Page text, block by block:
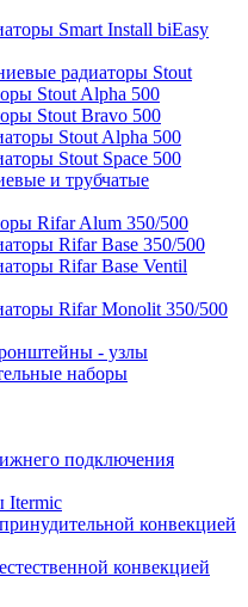
Smart Install biEasy
радиаторы Stout
Stout Alpha 500
Stout Bravo 500
Stout Alpha 500
Stout Space 500
и трубчатые
Rifar Alum 350/500
Rifar Base 350/500
Rifar Base Ventil
Rifar Monolit 350/500
- узлы
наборы
подключения
Itermic
конвекцией
конвекцией